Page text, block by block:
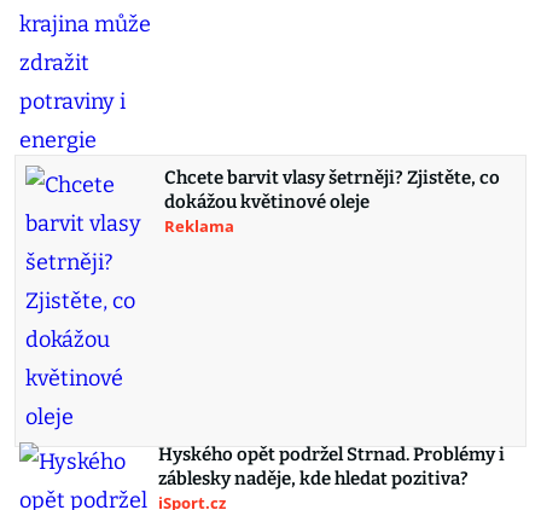
Chcete barvit vlasy šetrněji? Zjistěte, co
dokážou květinové oleje
Reklama
Hyského opět podržel Strnad. Problémy i
záblesky naděje, kde hledat pozitiva?
iSport.cz